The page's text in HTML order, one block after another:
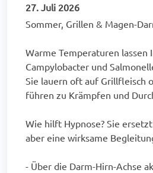
27. Juli 2026
Sommer, Grillen & Magen-
Warme Temperaturen
Campylobacter und
Sie lauern oft auf Grillfleisch
führen zu Krämpfen und
Wie hilft Hypnose? Sie
aber eine wirksame
- Über die Darm-Hirn-Achse